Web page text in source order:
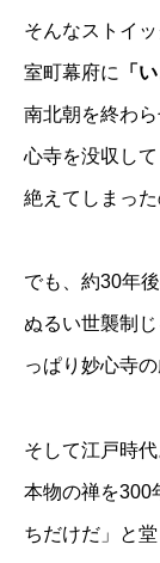
そんなストイ
室町幕府に 「
南北朝を終わ
心寺を没収し
絶えてしまった
でも、約30年
ぬるい世襲制
っぱり妙心寺
そして江戸時
本物の禅を300
ちだけだ」と